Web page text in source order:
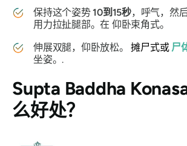
保持这个姿势10到15秒，呼气，然
用力拉扯腿部。在 仰卧束角式。
伸展双腿，仰卧放松。摊尸式或 尸
坐姿。.
Supta Baddha
么好处？